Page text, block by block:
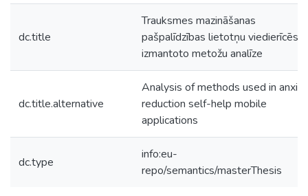
dc.title
Trauksmes mazināšanas
pašpalīdzības lietotņu viedierīcēs
izmantoto metožu analīze
dc.title.alternative
Analysis of methods used in
reduction self-help mobile
applications
dc.type
info:eu-
repo/semantics/masterThesis